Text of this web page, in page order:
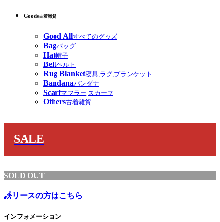
Goods古着雑貨
Good Allすべてのグッズ
Bagバッグ
Hat帽子
Beltベルト
Rug Blanket寝具,ラグ,ブランケット
Bandanaバンダナ
Scarfマフラー,スカーフ
Others古着雑貨
SALE
SOLD OUT
リースの方はこちら
インフォメーション